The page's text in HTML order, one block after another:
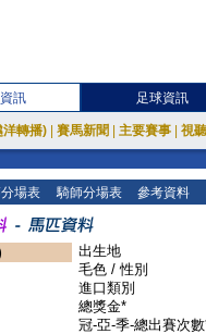
訊 足球資訊
轉播) 賽馬新聞 主要賽事 視
場表 騎師分場表 參考資料
出生地
毛色 / 性別
進口類別
總獎金*
冠-亞-季-總出賽次